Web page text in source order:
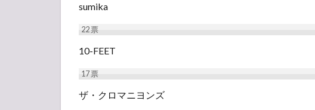
sumika
22票
10-FEET
17票
ザ・クロマニヨンズ